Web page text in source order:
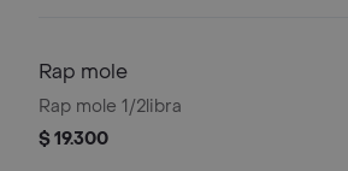
Rap mole
Rap mole 1/2libra
$ 19.300